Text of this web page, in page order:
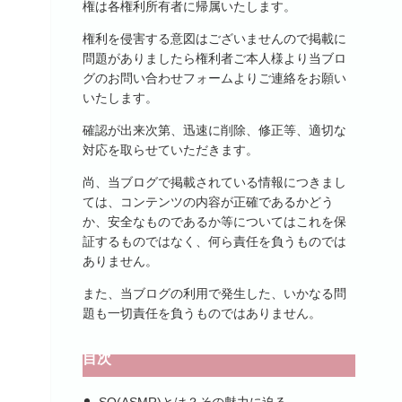
権は各権利所有者に帰属いたします。
権利を侵害する意図はございませんので掲載に
問題がありましたら権利者ご本人様より当ブロ
グのお問い合わせフォームよりご連絡をお願い
いたします。
確認が出来次第、迅速に削除、修正等、適切な
対応を取らせていただきます。
尚、当ブログで掲載されている情報につきまし
ては、コンテンツの内容が正確であるかどう
か、安全なものであるか等についてはこれを保
証するものではなく、何ら責任を負うものでは
ありません。
また、当ブログの利用で発生した、いかなる問
題も一切責任を負うものではありません。
目次